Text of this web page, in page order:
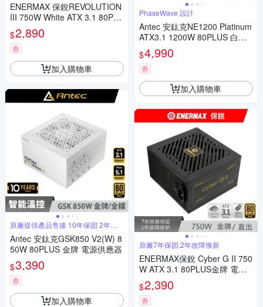
ENERMAX 保銳REVOLUTION
III 750W White ATX 3.1 80PLU
S 金牌 電源供應器(白色)
$2,890
券
加入購物車
原廠提供產品售後 10年保固 2年快
換
Antec 安鈦克GSK850 V2(W) 8
50W 80PLUS 金牌 電源供應器
$3,390
券
加入購物車
PhaseWave 設計
Antec 安鈦克NE1200 Platinum
ATX3.1 1200W 80PLUS 白金
牌 電源供應器
$4,990
券
加入購物車
原廠7年保固,2年故障換新
ENERMAX保銳 Cyber G II 750
W ATX 3.1 80PLUS金牌 電源
供應器
$2,390
券